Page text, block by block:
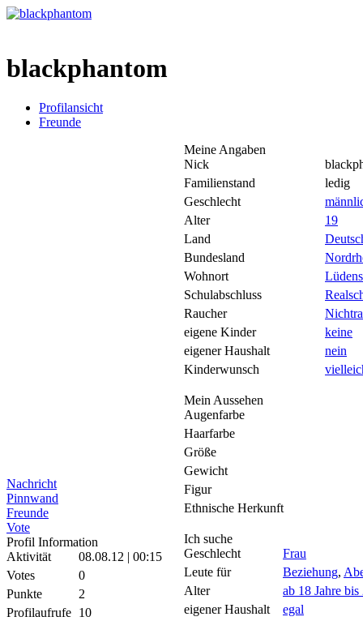
blackphantom
Profilansicht
Freunde
Nachricht
Pinnwand
Freunde
Vote
Profil Information
Aktivität
08.08.12 | 00:15
Votes
0
Punkte
2
Profilaufrufe 10
Meine Angaben
Nick
Familienstand
ledig
Geschlecht
Alter
19
Land
Bundesland
Wohnort
Schulabschluss
Raucher
eigene Kinder
keine
eigener Haushalt
nein
Kinderwunsch
Mein Aussehen
Augenfarbe
Haarfarbe
Größe
Gewicht
Figur
Ethnische Herkunft
Ich suche
Geschlecht
Frau
Leute für
Beziehung,
Alter
ab 18 Jahre bis
eigener Haushalt
egal